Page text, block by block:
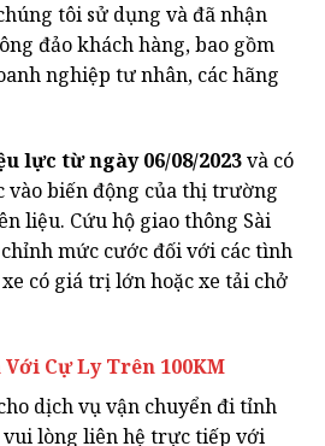
tôi sử dụng và đã nhận
đảo khách hàng, bao gồm
nghiệp tư nhân, các hãng
lực từ ngày 06/08/2023và có
vào biến động của thị trường
liệu. Cứu hộ giao thông Sài
mức cước đối với các tình
có giá trị lớn hoặc xe tải chở
Cự Ly Trên 100KM
dịch vụ vận chuyển đi tỉnh
lòng liên hệ trực tiếp với